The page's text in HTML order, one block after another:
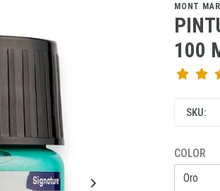
MONT
100
SKU:
COLOR